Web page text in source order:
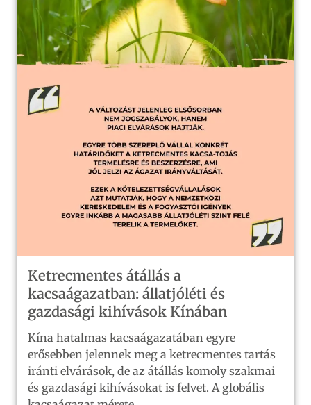
Ketrecmentes átállás a
kacsaágazatban: állatjóléti és
gazdasági kihívások Kínában
Kína hatalmas kacsaágazatában egyre
erősebben jelennek meg a ketrecmentes tartás
iránti elvárások, de az átállás komoly szakmai
és gazdasági kihívásokat is felvet. A globális